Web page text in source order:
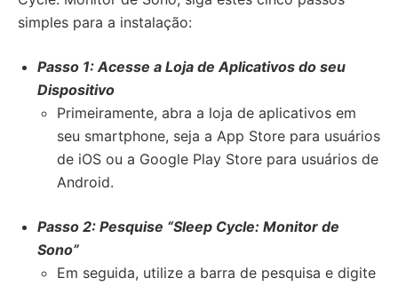
simples para a instalação:
Passo 1: Acesse a Loja de Aplicativos do seu
Dispositivo
Primeiramente, abra a loja de aplicativos em
seu smartphone, seja a App Store para usuários
de iOS ou a Google Play Store para usuários de
Android.
Passo 2: Pesquise “Sleep Cycle: Monitor de
Sono”
Em seguida, utilize a barra de pesquisa e digite